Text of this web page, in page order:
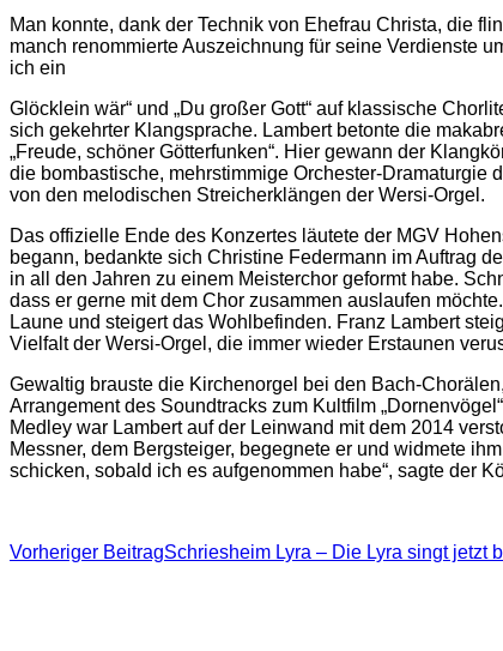
Man konnte, dank der Technik von Ehefrau Christa, die
manch renommierte Auszeichnung für seine Verdienste
ich ein
Glöcklein wär“ und „Du großer Gott“ auf klassische
sich gekehrter Klangsprache. Lambert betonte die
„Freude, schöner Götterfunken“. Hier gewann der
die bombastische, mehrstimmige Orchester-Dramaturgie
von den melodischen Streicherklängen der Wersi-Orgel.
Das offizielle Ende des Konzertes läutete der MGV
begann, bedankte sich Christine Federmann im Auftrag
in all den Jahren zu einem Meisterchor geformt habe.
dass er gerne mit dem Chor zusammen auslaufen
Laune und steigert das Wohlbefinden. Franz Lambert
Vielfalt der Wersi-Orgel, die immer wieder Erstaunen
Gewaltig brauste die Kirchenorgel bei den Bach-
Arrangement des Soundtracks zum Kultfilm
Medley war Lambert auf der Leinwand mit dem 2014
Messner, dem Bergsteiger, begegnete er und widmete
schicken, sobald ich es aufgenommen habe“, sagte der
Beitragsnavigation
Vorheriger BeitragSchriesheim Lyra – Die Lyra singt jetzt